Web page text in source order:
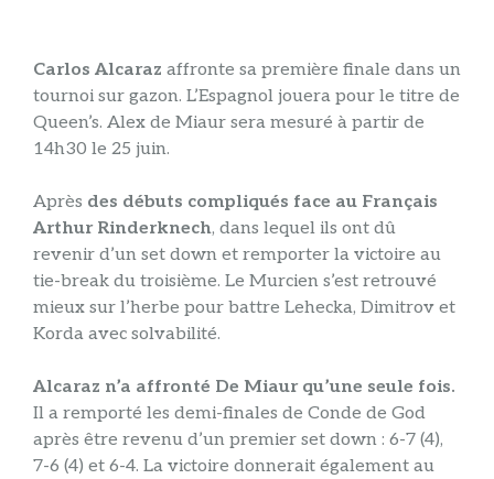
Carlos Alcaraz affronte sa première finale dans un
tournoi sur gazon. L’Espagnol jouera pour le titre de
Queen’s. Alex de Miaur sera mesuré à partir de
14h30 le 25 juin.
Après des débuts compliqués face au Français
Arthur Rinderknech, dans lequel ils ont dû
revenir d’un set down et remporter la victoire au
tie-break du troisième. Le Murcien s’est retrouvé
mieux sur l’herbe pour battre Lehecka, Dimitrov et
Korda avec solvabilité.
Alcaraz n’a affronté De Miaur qu’une seule fois.
Il a remporté les demi-finales de Conde de God
après être revenu d’un premier set down : 6-7 (4),
7-6 (4) et 6-4. La victoire donnerait également au